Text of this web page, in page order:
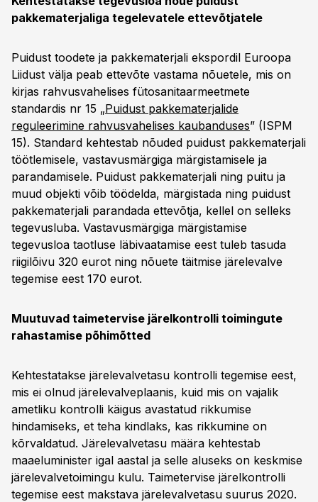
pakkematerjaliga tegelevatele ettevõtjatele
Puidust toodete ja pakkematerjali ekspordil Euroopa
Liidust välja peab ettevõte vastama nõuetele, mis on
kirjas rahvusvahelises fütosanitaarmeetmete
standardis nr 15 „Puidust pakkematerjalide
reguleerimine rahvusvahelises kaubanduses” (ISPM
15). Standard kehtestab nõuded puidust pakkematerjali
töötlemisele, vastavusmärgiga märgistamisele ja
parandamisele. Puidust pakkematerjali ning puitu ja
muud objekti võib töödelda, märgistada ning puidust
pakkematerjali parandada ettevõtja, kellel on selleks
tegevusluba. Vastavusmärgiga märgistamise
tegevusloa taotluse läbivaatamise eest tuleb tasuda
riigilõivu 320 eurot ning nõuete täitmise järelevalve
tegemise eest 170 eurot.
Muutuvad taimetervise järelkontrolli toimingute
rahastamise põhimõtted
Kehtestatakse järelevalvetasu kontrolli tegemise eest,
mis ei olnud järelevalveplaanis, kuid mis on vajalik
ametliku kontrolli käigus avastatud rikkumise
hindamiseks, et teha kindlaks, kas rikkumine on
kõrvaldatud. Järelevalvetasu määra kehtestab
maaeluminister igal aastal ja selle aluseks on keskmise
järelevalvetoimingu kulu. Taimetervise järelkontrolli
tegemise eest makstava järelevalvetasu suurus 2020.